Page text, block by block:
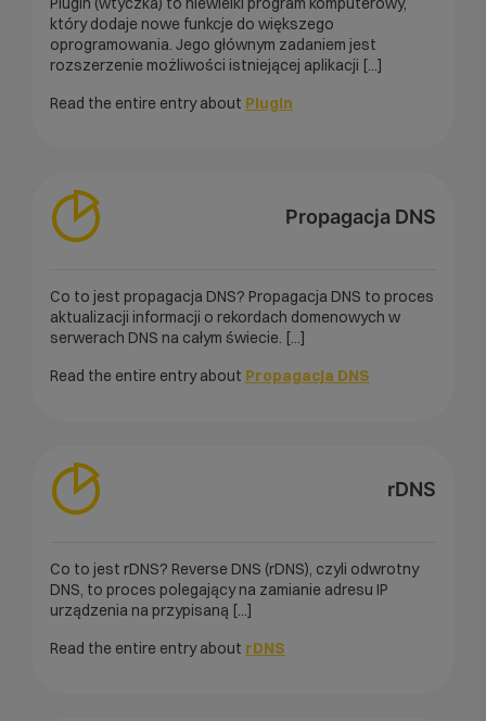
który dodaje nowe funkcje do większego
oprogramowania. Jego głównym zadaniem jest
rozszerzenie możliwości istniejącej aplikacji [...]
Read the entire entry about Plugin
Propagacja DNS
Co to jest propagacja DNS? Propagacja DNS to proces
aktualizacji informacji o rekordach domenowych w
serwerach DNS na całym świecie. [...]
Read the entire entry about Propagacja DNS
rDNS
Co to jest rDNS? Reverse DNS (rDNS), czyli odwrotny
DNS, to proces polegający na zamianie adresu IP
urządzenia na przypisaną [...]
Read the entire entry about rDNS